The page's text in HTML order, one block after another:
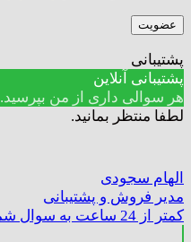
عضویت
پشتیبانی
پشتیبانی آنلاین
هر سوالی داری از من بپرسید.
لطفا منتظر بمانید.
الهام سجودی
مدیر فروش و پشتیبانی
کمتر از 24 ساعت به سوال شما پاسخ داده خواهد شد